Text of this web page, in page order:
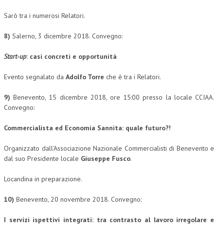
CORSI ENTI TERZI
DOCUMENTI
TESI DI LAUREA
MATERIALE DIDATTICO
Sarò tra i numerosi Relatori.
8) Salerno, 3 dicembre 2018. Convegno:
Start-up: casi concreti e opportunità
Evento segnalato da Adolfo Torre che è tra i Relatori.
9) Benevento, 15 dicembre 2018, ore 15:00 presso la locale CCIAA.
Convegno:
Commercialista ed Economia Sannita: quale futuro?!
Organizzato dall’Associazione Nazionale Commercialisti di Benevento e
dal suo Presidente locale Giuseppe Fusco.
Locandina in preparazione.
10) Benevento, 20 novembre 2018. Convegno:
I servizi ispettivi integrati: tra contrasto al lavoro irregolare e